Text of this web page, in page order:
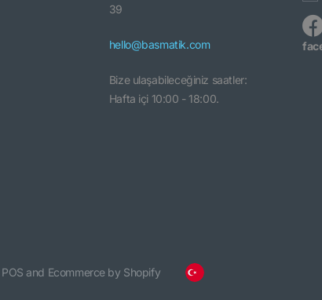
39
hello@basmatik.com
Bize ulaşabileceğiniz saatler:
Hafta içi 10:00 - 18:00.
POS and Ecommerce by Shopify